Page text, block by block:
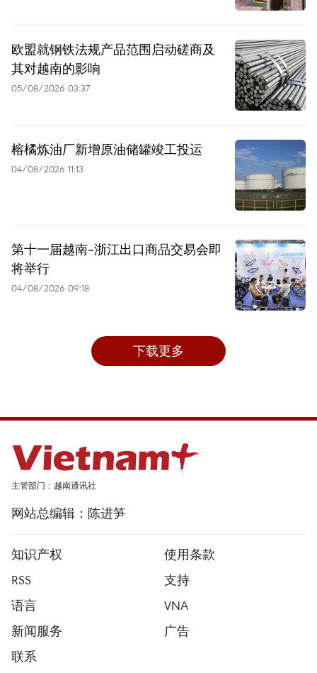
欧盟就钢铁法规产品范围启动磋商及
其对越南的影响
05/08/2026 03:37
榕橘炼油厂新增原油储罐竣工投运
04/08/2026 11:13
第十一届越南-浙江出口商品交易会即
将举行
04/08/2026 09:18
下载更多
主管部门：越南通讯社
网站总编辑：陈进笋
知识产权
使用条款
RSS
支持
语言
VNA
新闻服务
广告
联系